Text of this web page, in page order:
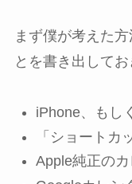
まず僕が考えた
とを書き出してお
iPhone、もし
「ショートカ
Apple純正の